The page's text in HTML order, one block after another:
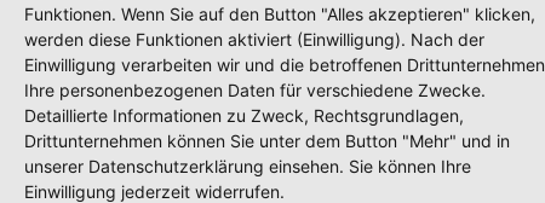
und Entwicklungszeit von einem Jahrfür neu eingereichte
wir in dieser Zeit keinerlei Weiterentwicklung oder
von uns ausgesprochen werden.
auseinanderzusetzen und euren Garten auf den Weg zu einem
euch mit Tipps und Tricks unterstützen.
es länger, beim anderen kürzer sein. Es mag auch Gärten
nach Jahren einfach eintragen lassen möchten, diese werden wir
Funktionen. Wenn Sie auf den Button "Alles akzeptieren" klicken,
werden diese Funktionen aktiviert (Einwilligung). Nach der
Einwilligung verarbeiten wir und die betroffenen Drittunternehmen
Ihre personenbezogenen Daten für verschiedene Zwecke.
Detaillierte Informationen zu Zweck, Rechtsgrundlagen,
Drittunternehmen können Sie unter dem Button "Mehr" und in
unserer Datenschutzerklärung einsehen. Sie können Ihre
Einwilligung jederzeit widerrufen.